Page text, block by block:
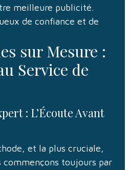
meilleure publicité.
de confiance et de
sur Mesure :
Service de
: L’Écoute Avant
et la plus cruciale,
commençons toujours par